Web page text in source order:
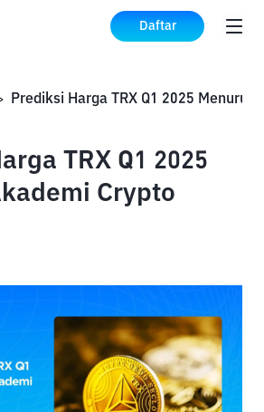
Daftar
TRX Q1 2025
Crypto